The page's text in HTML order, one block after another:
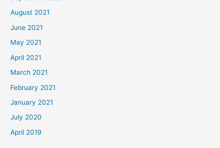
August 2021
June 2021
May 2021
April 2021
March 2021
February 2021
January 2021
July 2020
April 2019